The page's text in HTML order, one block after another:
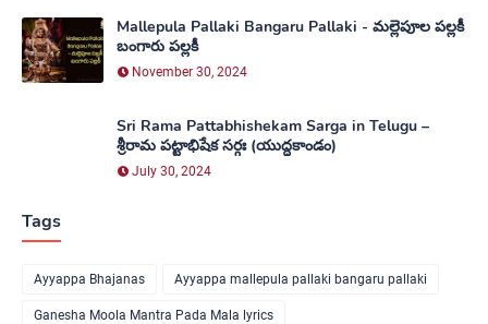
Mallepula Pallaki Bangaru Pallaki - మల్లెపూల పల్లకీ
బంగారు పల్లకీ
November 30, 2024
Sri Rama Pattabhishekam Sarga in Telugu –
శ్రీరామ పట్టాభిషేక సర్గః (యుద్ధకాండం)
July 30, 2024
Tags
Ayyappa Bhajanas Ayyappa mallepula pallaki bangaru pallaki
Ganesha Moola Mantra Pada Mala lyrics